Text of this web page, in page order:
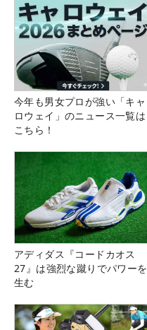
今年も男女プロが強い「キャ
ロウェイ」のニュース一覧は
こちら！
アディダス『コードカオス
27』は強烈な蹴りでパワーを
生む